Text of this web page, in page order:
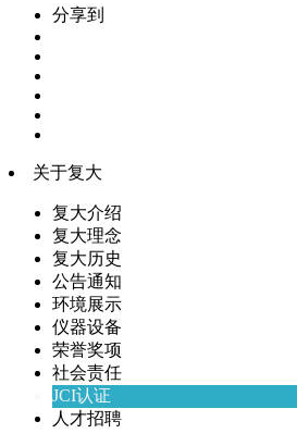
分享到
关于复大
复大介绍
复大理念
复大历史
公告通知
环境展示
仪器设备
荣誉奖项
社会责任
JCI认证
人才招聘